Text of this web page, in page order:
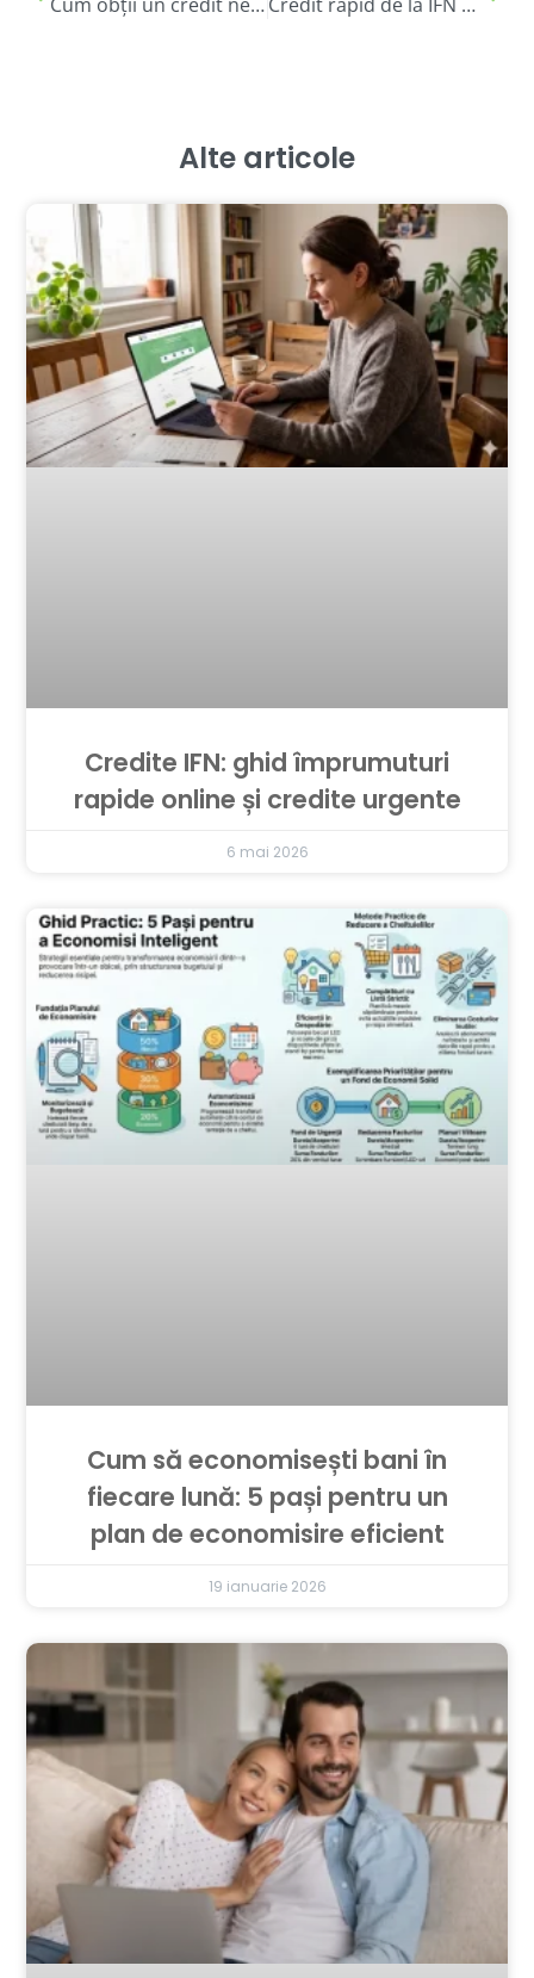
Alte articole
Credite IFN: ghid împrumuturi
rapide online și credite urgente
6 mai 2026
Cum să economisești bani în
fiecare lună: 5 pași pentru un
plan de economisire eficient
19 ianuarie 2026